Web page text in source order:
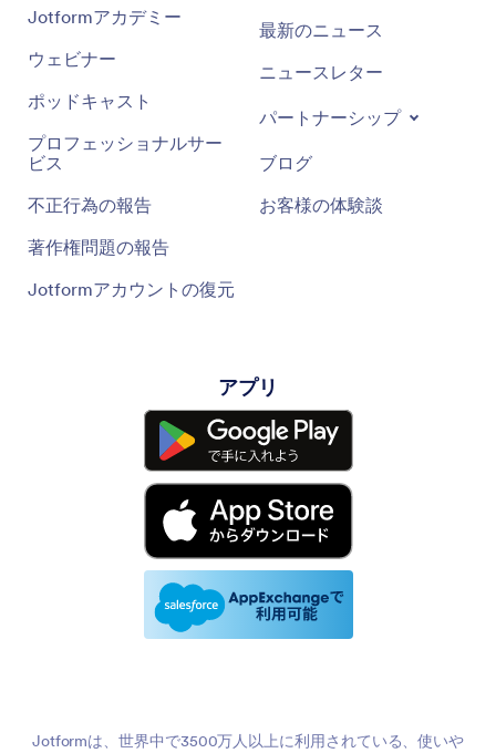
Jotformアカデミー
ウェビナー
ポッドキャスト
プロフェッショナルサー
ビス
不正行為の報告
著作権問題の報告
Jotformアカウントの復元
最新のニュース
ニュースレター
パートナーシップ
ブログ
お客様の体験談
アプリ
Jotformは、世界中で3500万人以上に利用されている、使いや